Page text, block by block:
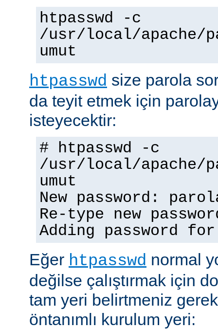
htpasswd -c
/usr/local/apache/
umut
htpasswd size parola
da teyit etmek için
isteyecektir:
# htpasswd -c
/usr/local/apache/
umut
New password:
Re-type new
Adding password
Eğer htpasswd normal
değilse çalıştırmak için
tam yeri belirtmeniz
öntanımlı kurulum yeri: